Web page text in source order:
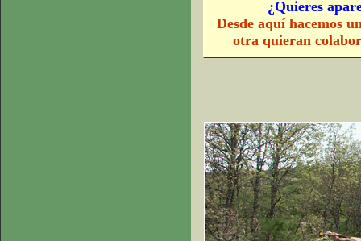
¿Quieres
Desde aquí hacemos
otra quieran